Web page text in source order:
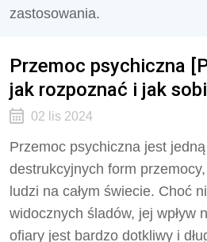
zastosowania.
Przemoc psychiczna
jak rozpoznać i jak
02 lis 2024
Przemoc psychiczna jest
destrukcyjnych form
ludzi na całym świecie. Choć
widocznych śladów, jej wpływ
ofiary jest bardzo dotkliwy i